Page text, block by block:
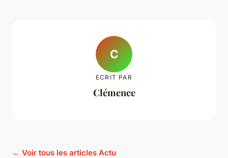
C
ECRIT PAR
Clémence
← Voir tous les articles Actu